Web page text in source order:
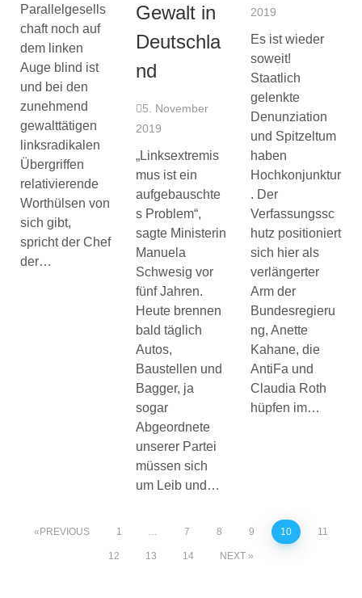
Parallelgesells
chaft noch auf
dem linken
Auge blind ist
und bei den
zunehmend
gewalttätigen
linksradikalen
Übergriffen
relativierende
Worthülsen von
sich gibt,
spricht der Chef
der…
Gewalt in
Deutschla
nd
5. November
2019
„Linksextremis
mus ist ein
aufgebauschte
s Problem“,
sagte Ministerin
Manuela
Schwesig vor
fünf Jahren.
Heute brennen
bald täglich
Autos,
Baustellen und
Bagger, ja
sogar
Abgeordnete
unserer Partei
müssen sich
um Leib und…
2019
Es ist wieder
soweit!
Staatlich
gelenkte
Denunziation
und Spitzeltum
haben
Hochkonjunktur
. Der
Verfassungssc
hutz positioniert
sich hier als
verlängerter
Arm der
Bundesregieru
ng, Anette
Kahane, die
AntiFa und
Claudia Roth
hüpfen im…
PREVIOUS 1 … 7 8 9 10 11
12 13 14 NEXT